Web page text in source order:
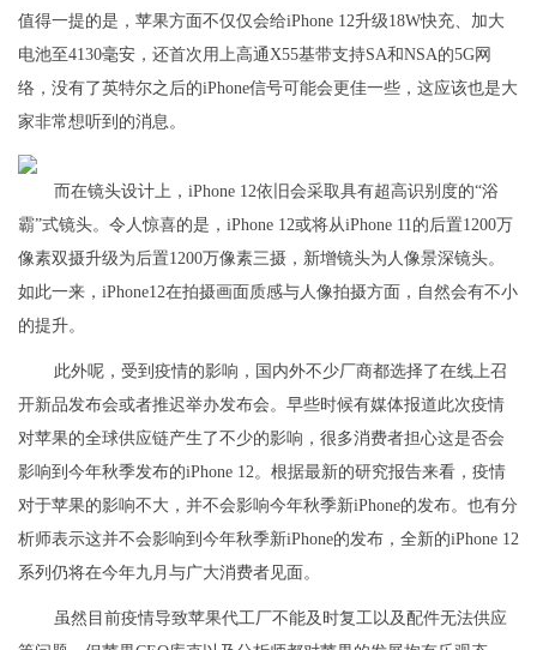
值得一提的是，苹果方面不仅仅会给iPhone 12升级18W快充、加大
电池至4130毫安，还首次用上高通X55基带支持SA和NSA的5G网
络，没有了英特尔之后的iPhone信号可能会更佳一些，这应该也是大
家非常想听到的消息。
而在镜头设计上，iPhone 12依旧会采取具有超高识别度的“浴
霸”式镜头。令人惊喜的是，iPhone 12或将从iPhone 11的后置1200万
像素双摄升级为后置1200万像素三摄，新增镜头为人像景深镜头。
如此一来，iPhone12在拍摄画面质感与人像拍摄方面，自然会有不小
的提升。
此外呢，受到疫情的影响，国内外不少厂商都选择了在线上召
开新品发布会或者推迟举办发布会。早些时候有媒体报道此次疫情
对苹果的全球供应链产生了不少的影响，很多消费者担心这是否会
影响到今年秋季发布的iPhone 12。根据最新的研究报告来看，疫情
对于苹果的影响不大，并不会影响今年秋季新iPhone的发布。也有分
析师表示这并不会影响到今年秋季新iPhone的发布，全新的iPhone 12
系列仍将在今年九月与广大消费者见面。
虽然目前疫情导致苹果代工厂不能及时复工以及配件无法供应